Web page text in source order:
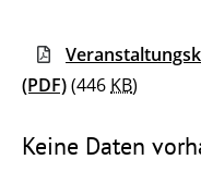
(PDF)(446 KB)
Keine Daten